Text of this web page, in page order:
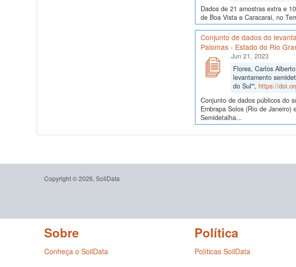
Dados de 21 amostras extra e
de Boa Vista e Caracarai, no
Conjunto de dados do
Palomas - Estado do Rio
Jun 21, 2023
Flores, Carlos
levantamento
do Sul'", https://
Conjunto de dados públicos do
Embrapa Solos (Rio de Janeiro)
Semidetalha...
Copyright © 2026, SoilData
Sobre
Conheça o SoilData
Política
Políticas SoilData